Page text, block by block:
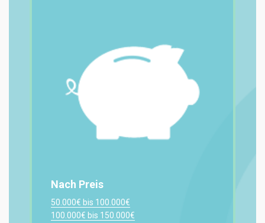
Nach Preis
50.000€ bis 100.000€
100.000€ bis 150.000€